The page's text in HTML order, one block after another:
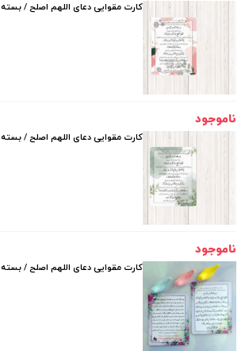
کارت مقوایی دعای اللهم اصلح / بسته 50 عددی
ناموجود
کارت مقوایی دعای اللهم اصلح / بسته 50 عددی
ناموجود
کارت مقوایی دعای اللهم اصلح / بسته 50 عددی